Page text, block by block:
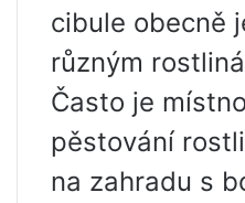
cibule obecně
různým
Často je
pěstování
na zahradu s